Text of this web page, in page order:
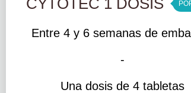
Entre 4 y 6 semanas de
-
Una dosis de 4 tabletas